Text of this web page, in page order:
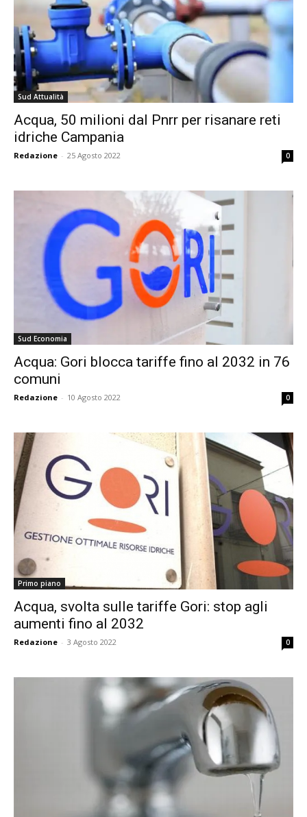
Sud Attualità
Acqua, 50 milioni dal Pnrr per risanare reti
idriche Campania
Redazione - 25 Agosto 2022 0
Sud Economia
Acqua: Gori blocca tariffe fino al 2032 in 76
comuni
Redazione - 10 Agosto 2022 0
Primo piano
Acqua, svolta sulle tariffe Gori: stop agli
aumenti fino al 2032
Redazione - 3 Agosto 2022 0